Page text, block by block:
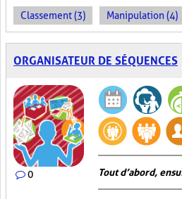
Classement (3) Manipulation (4)
ORGANISATEUR DE SÉQUENCES
0 Tout d’abord,